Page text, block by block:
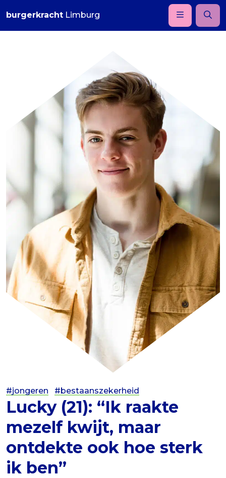
burgerkracht Limburg
#jongeren #bestaanszekerheid
Lucky (21): “Ik raakte
mezelf kwijt, maar
ontdekte ook hoe sterk
ik ben”